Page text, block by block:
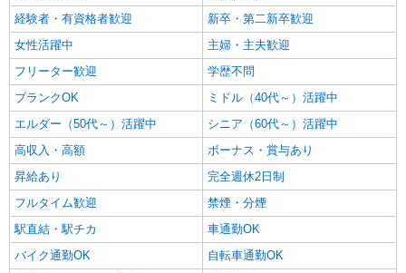
経験者・有資格者歓迎
新卒・第二新卒歓迎
女性活躍中
主婦・主夫歓迎
フリーター歓迎
学歴不問
ブランクOK
ミドル（40代～）活躍中
エルダー（50代～）活躍中
シニア（60代～）活躍中
高収入・高額
ボーナス・賞与あり
昇給あり
完全週休2日制
フルタイム歓迎
禁煙・分煙
駅直結・駅チカ
車通勤OK
バイク通勤OK
自転車通勤OK